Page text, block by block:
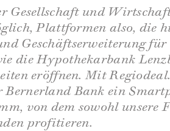
Gesellschaft und
Plattformen also, die
Geschäftserweiterung
die Hypothekarbank
eröffnen. Mit
Bank ein
von dem sowohl unsere
profitieren.